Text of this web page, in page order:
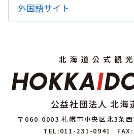
外国語サイト
公益社団法人 北海
〒060-0003 札幌市中央区北3条
TEL:011-231-0941